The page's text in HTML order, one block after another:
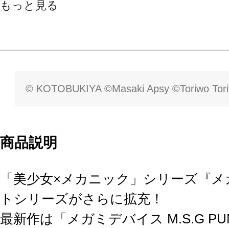
もっと見る
© KOTOBUKIYA ©Masaki Apsy ©Toriwo
商品説明
「美少女×メカニック」シリーズ『
トシリーズがさらに拡充！
最新作は「メガミデバイス M.S.G